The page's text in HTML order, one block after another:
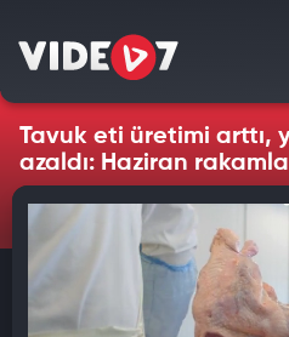
Tavuk eti üretimi arttı,
azaldı: Haziran